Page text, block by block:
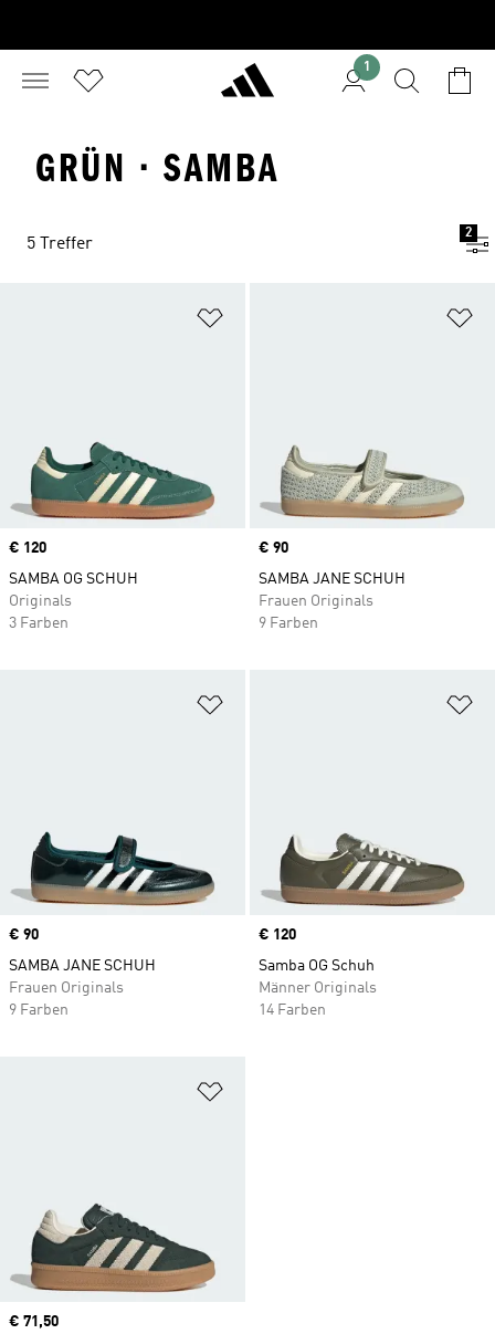
1
GRÜN · SAMBA
5 Treffer
2
Price
€ 120
SAMBA OG SCHUH
Originals
3 Farben
Price
€ 90
SAMBA JANE SCHUH
Frauen Originals
9 Farben
Price
€ 90
SAMBA JANE SCHUH
Frauen Originals
9 Farben
Price
€ 120
Samba OG Schuh
Männer Originals
14 Farben
Current price
€ 71,50